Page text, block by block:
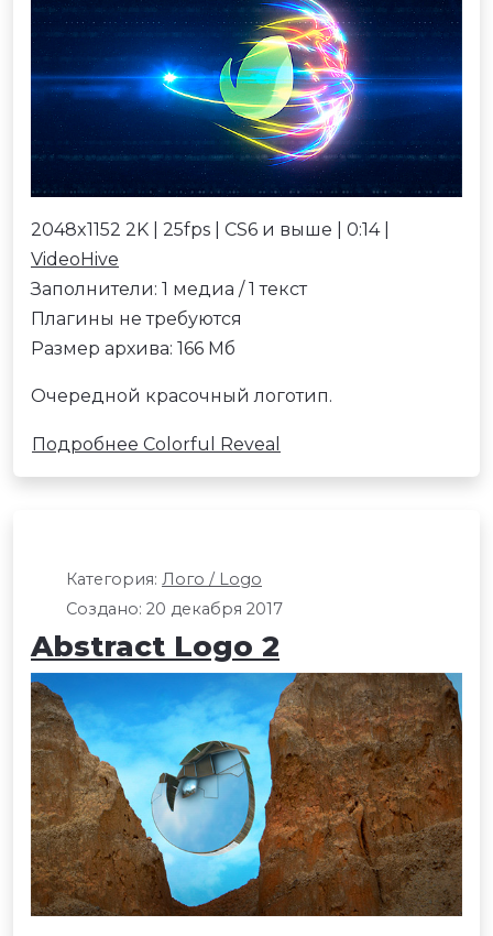
2048x1152 2K | 25fps | CS6 и выше | 0:14 |
VideoHive
Заполнители: 1 медиа / 1 текст
Плагины не требуются
Размер архива: 166 Мб
Очередной красочный логотип.
Подробнее Colorful Reveal
Категория: Лого / Logo
Создано: 20 декабря 2017
Abstract Logo 2